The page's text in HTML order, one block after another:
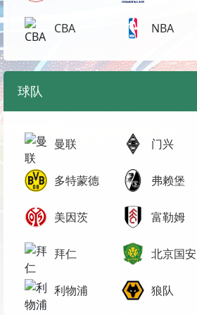
CBA NBA
球队
曼联 门兴
多特蒙德 弗赖堡
美因茨 富勒姆
拜仁 北京国安
利物浦 狼队